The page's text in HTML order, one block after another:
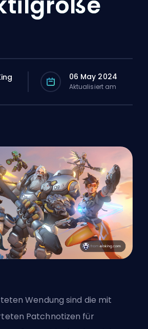
06 May 2024
Aktualisiert am
Wendung sind die mit
Patchnotizen für